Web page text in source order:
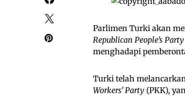
Parlimen Turki akan
Republican People’s Party
menghadapi
Turki telah
Workers’ Party (PKK),